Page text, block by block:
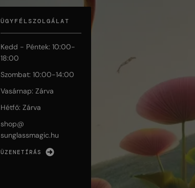
ÜGYFÉLSZOLGÁLAT
Kedd - Péntek: 10:00-
18:00
Szombat: 10:00-14:00
Vasárnap: Zárva
Hétfő: Zárva
shop@
sunglassmagic.hu
ÜZENETÍRÁS